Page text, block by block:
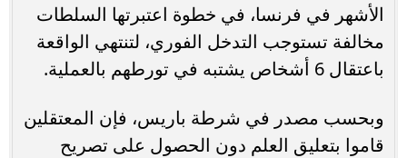
الأشهر في فرنسا، في خطوة اعتبرتها السلطات
مخالفة تستوجب التدخل الفوري، لتنتهي الواقعة
باعتقال 6 أشخاص يشتبه في تورطهم بالعملية.
وبحسب مصدر في شرطة باريس، فإن المعتقلين
قاموا بتعليق العلم دون الحصول على تصريح